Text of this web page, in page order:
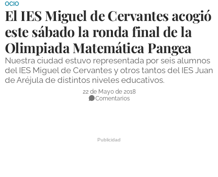
DEPORTES
COMPETICIONES
DEPORTE BASE
OPINIÓN
OCIO
El IES Miguel de Cervantes acogió
este sábado la ronda final de la
Olimpiada Matemática Pangea
Nuestra ciudad estuvo representada por seis alumnos
del IES Miguel de Cervantes y otros tantos del IES Juan
de Aréjula de distintos niveles educativos.
22 de Mayo de 2018
Comentarios